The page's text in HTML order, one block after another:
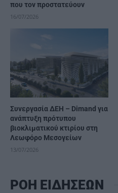
που τον προστατεύουν
16/07/2026
Συνεργασία ΔΕΗ – Dimand για
ανάπτυξη πρότυπου
βιοκλιματικού κτιρίου στη
Λεωφόρο Μεσογείων
13/07/2026
ΡΟΗ ΕΙΔΗΣΕΩΝ